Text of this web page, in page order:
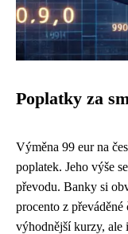
Poplatky za
Výměna 99 eur na
poplatek. Jeho výše
převodu. Banky si
procento z převáděné
výhodnější kurzy, ale